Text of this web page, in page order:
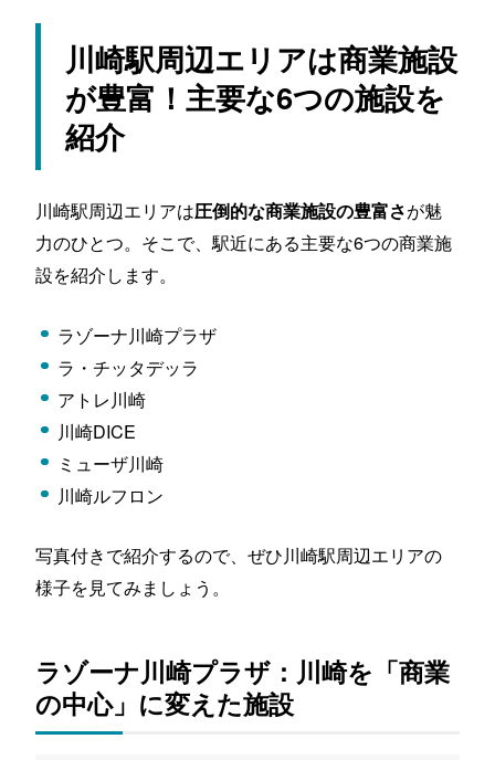
川崎駅周辺エリアは商業施設
が豊富！主要な6つの施設を
紹介
川崎駅周辺エリアは圧倒的な商業施設の豊富さが魅
力のひとつ。そこで、駅近にある主要な6つの商業施
設を紹介します。
ラゾーナ川崎プラザ
ラ・チッタデッラ
アトレ川崎
川崎DICE
ミューザ川崎
川崎ルフロン
写真付きで紹介するので、ぜひ川崎駅周辺エリアの
様子を見てみましょう。
ラゾーナ川崎プラザ：川崎を「商業
の中心」に変えた施設